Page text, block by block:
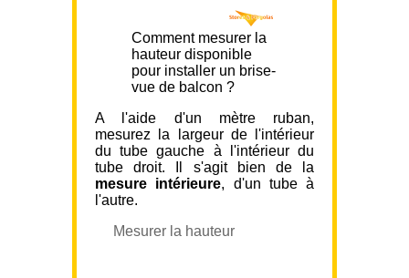
Comment mesurer la
hauteur disponible
pour installer un brise-
vue de balcon ?
A l'aide d'un mètre ruban,
mesurez la largeur de l'intérieur
du tube gauche à l'intérieur du
tube droit. Il s'agit bien de la
mesure intérieure, d'un tube à
l'autre.
Mesurer la hauteur